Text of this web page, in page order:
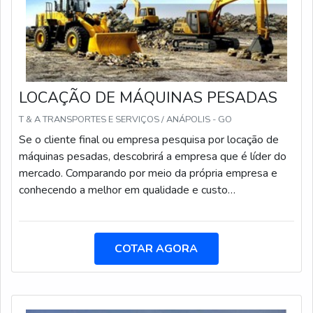
de ponta a ponta.
LOCAÇÃO DE MÁQUINAS PESADAS
T & A TRANSPORTES E SERVIÇOS / ANÁPOLIS - GO
Se o cliente final ou empresa pesquisa por locação de
máquinas pesadas, descobrirá a empresa que é líder do
mercado. Comparando por meio da própria empresa e
conhecendo a melhor em qualidade e custo
MÁQUINAS PESADASQuem quer achar locação de
qualificada, encontra o site da T & A Transportes.
Disponibilizando para os clientes revisão de rota de
manutenção, garantindo o que há de melhor na
COTAR AGORA